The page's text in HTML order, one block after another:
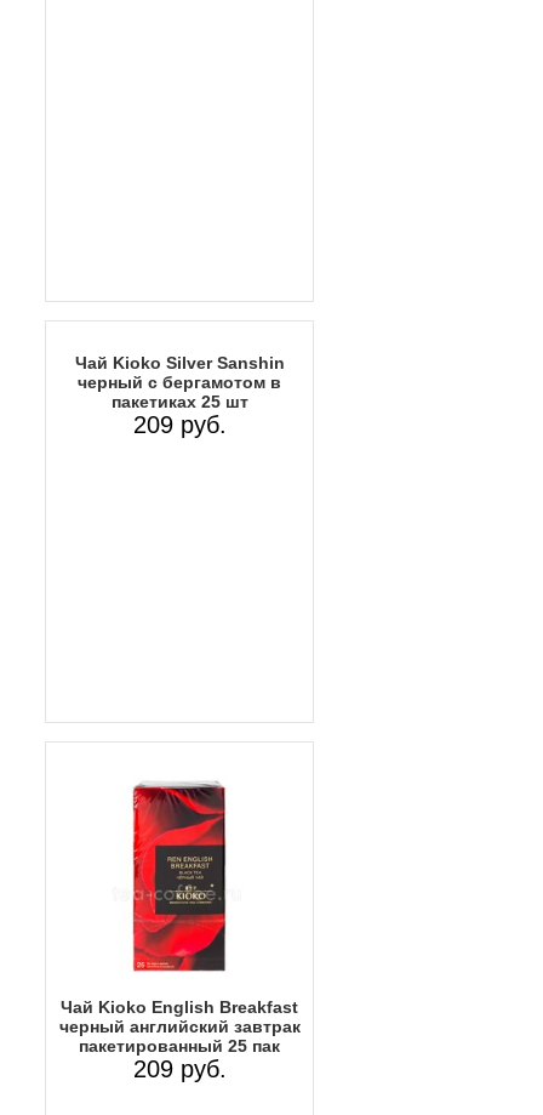
Чай Kioko Silver Sanshin
черный с бергамотом в
пакетиках 25 шт
209 руб.
Чай Kioko English Breakfast
черный английский завтрак
пакетированный 25 пак
209 руб.